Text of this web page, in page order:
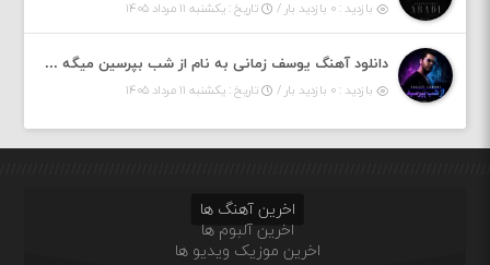
بازدید : ۰ بازدید بار / تاریخ : یکشنبه ۱۱ مرداد ۱۴۰۵
دانلود آهنگ یوسف زمانی به نام از شب بپرسین میگه چه روزگاری دارم
بازدید : ۰ بازدید بار / تاریخ : یکشنبه ۱۱ مرداد ۱۴۰۵
اخرین آهنگ ها
اخرین آلبوم ها
اخرین موزیک ویدیو ها